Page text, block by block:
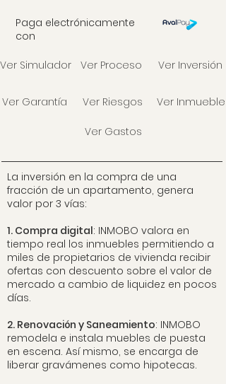
Paga electrónicamente
con
Ver Simulador Ver Proceso Ver Inversión
Ver Garantía Ver Riesgos Ver Inmueble
Ver Gastos
La inversión en la compra de una
fracción de un apartamento, genera
valor por 3 vías:
1. Compra digital: INMOBO valora en
tiempo real los inmuebles permitiendo a
miles de propietarios de vivienda recibir
ofertas con descuento sobre el valor de
mercado a cambio de liquidez en pocos
días.
2. Renovación y Saneamiento: INMOBO
remodela e instala muebles de puesta
en escena. Así mismo, se encarga de
liberar gravámenes como hipotecas.